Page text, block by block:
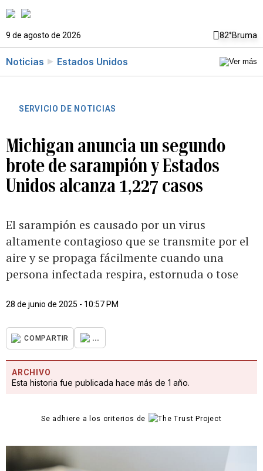
9 de agosto de 2026 82°Bruma
Noticias Estados Unidos
SERVICIO DE NOTICIAS
Michigan anuncia un segundo
brote de sarampión y Estados
Unidos alcanza 1,227 casos
El sarampión es causado por un virus
altamente contagioso que se transmite por el
aire y se propaga fácilmente cuando una
persona infectada respira, estornuda o tose
28 de junio de 2025 - 10:57 PM
COMPARTIR ...
ARCHIVO
Esta historia fue publicada hace más de 1 año.
Se adhiere a los criterios de